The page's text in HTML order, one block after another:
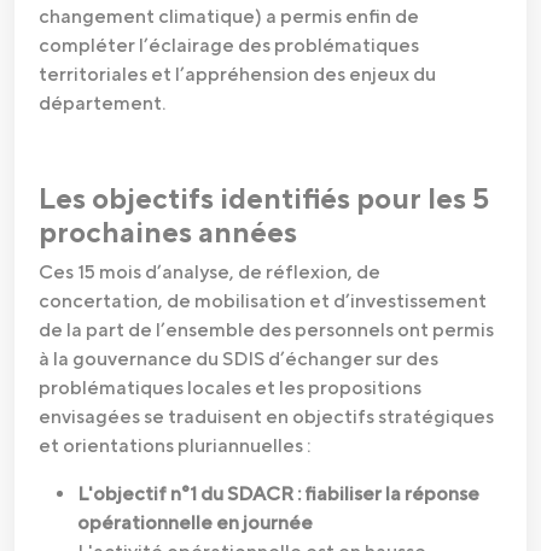
changement climatique) a permis enfin de
compléter l’éclairage des problématiques
territoriales et l’appréhension des enjeux du
département.
Les objectifs identifiés pour les 5
prochaines années
Ces 15 mois d’analyse, de réflexion, de
concertation, de mobilisation et d’investissement
de la part de l’ensemble des personnels ont permis
à la gouvernance du SDIS d’échanger sur des
problématiques locales et les propositions
envisagées se traduisent en objectifs stratégiques
et orientations pluriannuelles :
L'objectif n°1 du SDACR : fiabiliser la réponse
opérationnelle en journée